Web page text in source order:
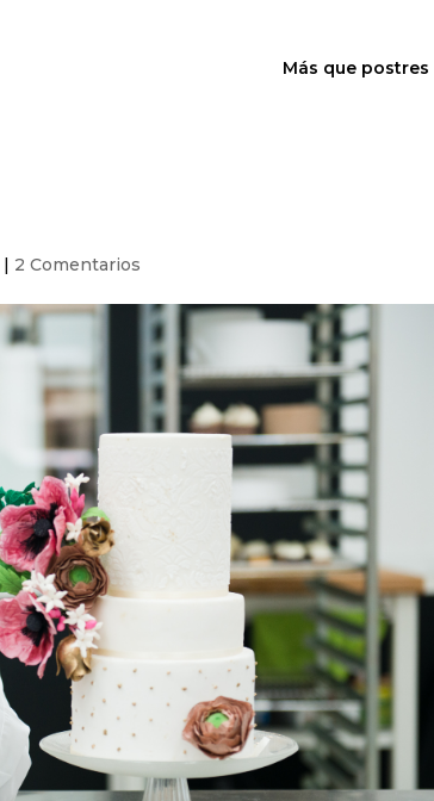
Más que postres
| 2 Comentarios